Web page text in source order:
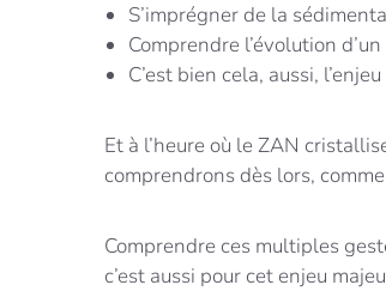
S’imprégner de la
Comprendre l’évolution
C’est bien cela, aussi,
Et à l’heure où le ZAN
comprendrons dès lors,
Comprendre ces multiples
c’est aussi pour cet enjeu